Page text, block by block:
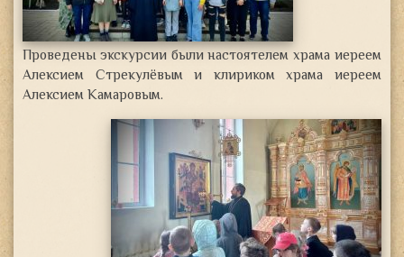
Проведены экскурсии были настоятелем храма иереем
Алексием Стрекулёвым и клириком храма иереем
Алексием Камаровым.